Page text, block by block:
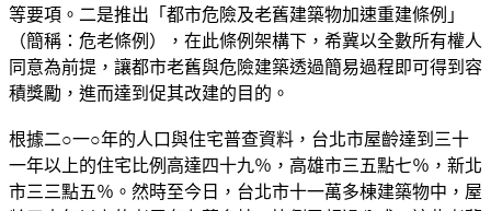
等要項。二是推出「都市危險及老舊建築物加速重建條例」
（簡稱：危老條例），在此條例架構下，希冀以全數所有權人
同意為前提，讓都市老舊與危險建築透過簡易過程即可得到容
積獎勵，進而達到促其改建的目的。
根據二○一○年的人口與住宅普查資料，台北市屋齡達到三十
一年以上的住宅比例高達四十九％，高雄市三五點七％，新北
市三三點五％。然時至今日，台北市十一萬多棟建築物中，屋